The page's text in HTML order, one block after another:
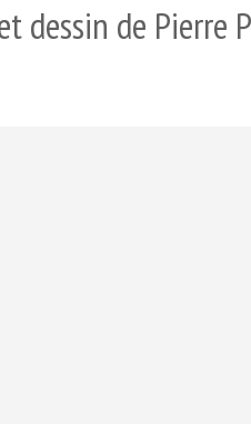
dessin de Pierre